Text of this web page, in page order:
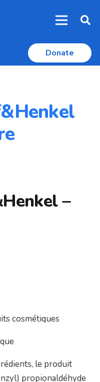
Donate
–
cosmétiques
le produit
propionaldéhyde